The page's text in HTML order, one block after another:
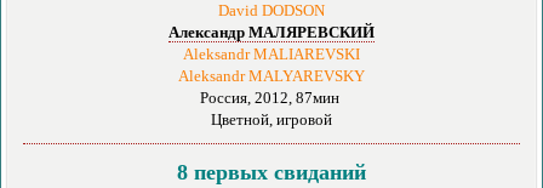
David DODSON
Александр МАЛЯРЕВСКИЙ
Aleksandr MALIAREVSKI
Aleksandr MALYAREVSKY
Россия, 2012, 87мин
Цветной, игровой
8 первых свиданий